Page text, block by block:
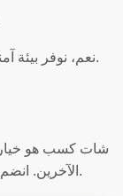
نعم، نوفر بيئة آمنة لجميع المستخدمين مع مراعاة الخصوصية.
شات كسب هو
الآخرين. انضم الآن واستمتع بتجربة دردشة مميزة وآمنة.